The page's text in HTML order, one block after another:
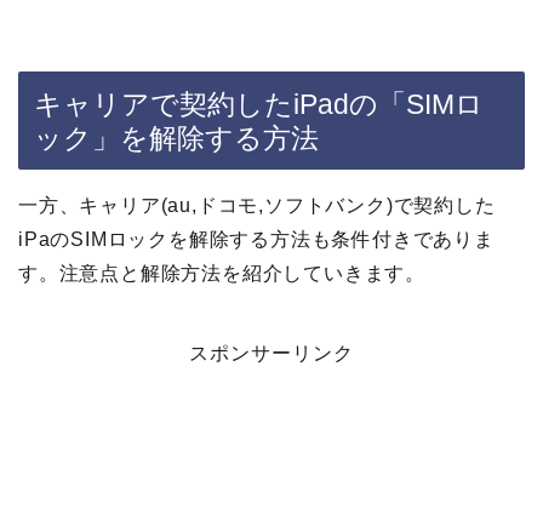
キャリアで契約したiPadの「SIMロ
ック」を解除する方法
一方、キャリア(au,ドコモ,ソフトバンク)で契約した
iPaのSIMロックを解除する方法も条件付きでありま
す。注意点と解除方法を紹介していきます。
スポンサーリンク